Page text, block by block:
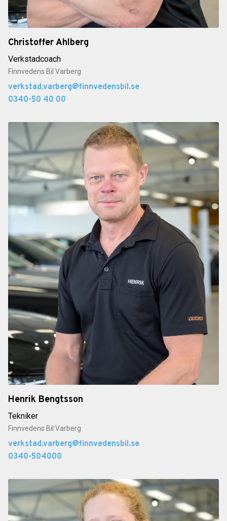
Christoffer Ahlberg
Verkstadcoach
Finnvedens Bil Varberg
verkstad.varberg@finnvedensbil.se
0340-50 40 00
Henrik Bengtsson
Tekniker
Finnvedens Bil Varberg
verkstad.varberg@finnvedensbil.se
0340-504000